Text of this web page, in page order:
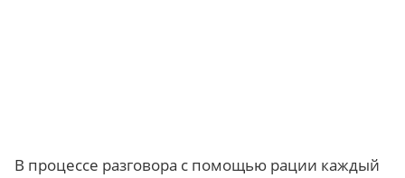
В процессе разговора с помощью рации каждый